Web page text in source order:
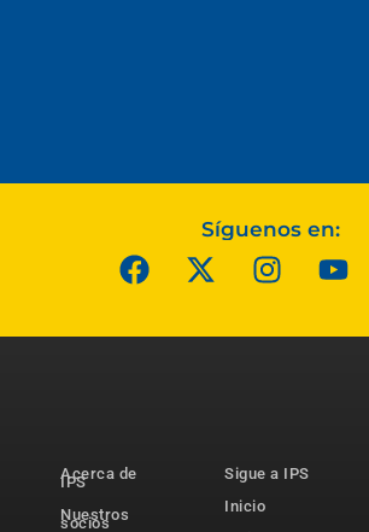
Síguenos en:
Acerca de
IPS
Nuestros
socios
Sigue a IPS
Inicio